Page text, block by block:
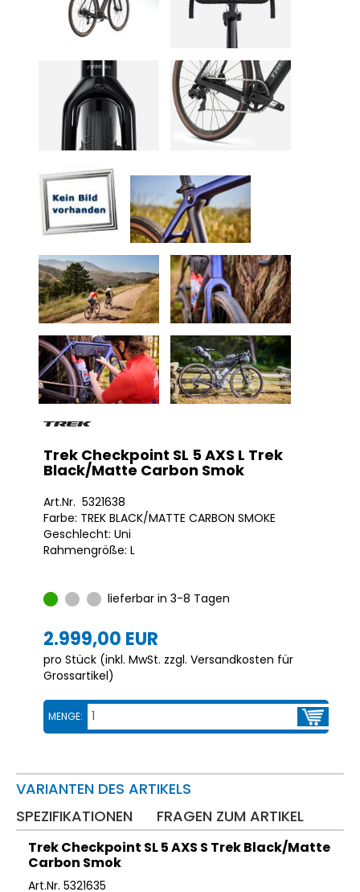
Trek Checkpoint SL 5 AXS L Trek
Black/Matte Carbon Smok
Art.Nr. 5321638
Farbe: TREK BLACK/MATTE CARBON SMOKE
Geschlecht: Uni
Rahmengröße: L
lieferbar in 3-8 Tagen
2.999,00 EUR
pro Stück (inkl. MwSt. zzgl. Versandkosten für
Grossartikel)
MENGE:
VARIANTEN DES ARTIKELS
SPEZIFIKATIONEN
FRAGEN ZUM ARTIKEL
Trek Checkpoint SL 5 AXS S Trek Black/Matte
Carbon Smok
Art.Nr. 5321635